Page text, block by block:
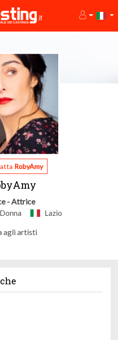
RobyAmy
- Attrice
Donna Lazio
agli artisti